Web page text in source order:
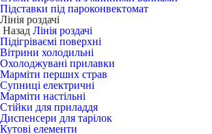
Підставки під пароконвектомат
Лінія роздачі
Назад Лінія роздачі
Підігріваємі поверхні
Вітрини холодильні
Охолоджувані прилавки
Марміти перших страв
Супниці електричні
Марміти настільні
Стійки для приладдя
Диспенсери для тарілок
Кутові елементи